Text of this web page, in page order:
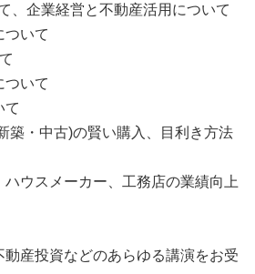
、企業経営と不動産活用について
ついて
ついて
て
築・中古)の賢い購入、目利き方法
ハウスメーカー、工務店の業績向上
動産投資などのあらゆる講演をお受